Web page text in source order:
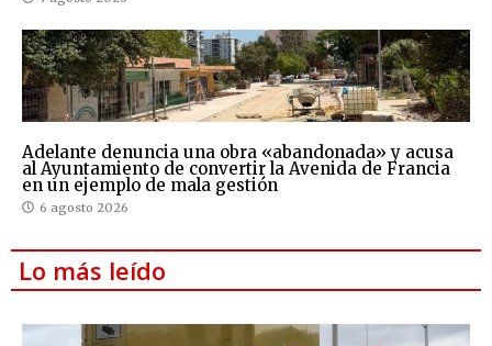
Adelante denuncia una obra «abandonada» y acusa
al Ayuntamiento de convertir la Avenida de Francia
en un ejemplo de mala gestión
6 agosto 2026
Lo más leído